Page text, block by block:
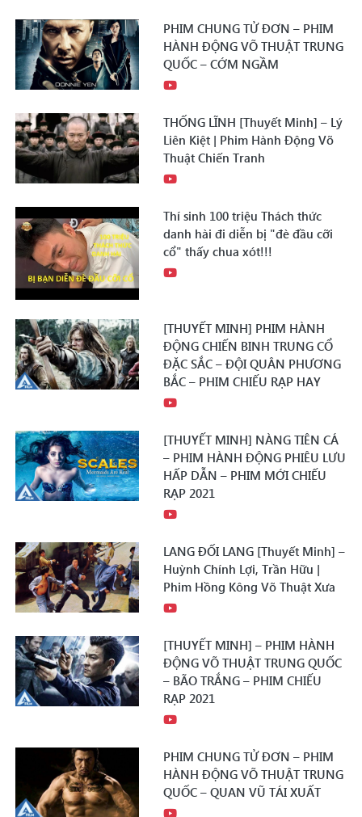
PHIM CHUNG TỬ ĐƠN – PHIM
HÀNH ĐỘNG VÕ THUẬT TRUNG
QUỐC – CỚM NGẦM
THỐNG LĨNH [Thuyết Minh] – Lý
Liên Kiệt | Phim Hành Động Võ
Thuật Chiến Tranh
Thí sinh 100 triệu Thách thức
danh hài đi diễn bị "đè đầu cỡi
cổ" thấy chua xót!!!
[THUYẾT MINH] PHIM HÀNH
ĐỘNG CHIẾN BINH TRUNG CỔ
ĐẶC SẮC – ĐỘI QUÂN PHƯƠNG
BẮC – PHIM CHIẾU RẠP HAY
[THUYẾT MINH] NÀNG TIÊN CÁ
– PHIM HÀNH ĐỘNG PHIÊU LƯU
HẤP DẪN – PHIM MỚI CHIẾU
RẠP 2021
LANG ĐỐI LANG [Thuyết Minh] –
Huỳnh Chính Lợi, Trần Hữu |
Phim Hồng Kông Võ Thuật Xưa
[THUYẾT MINH] – PHIM HÀNH
ĐỘNG VÕ THUẬT TRUNG QUỐC
– BÃO TRẮNG – PHIM CHIẾU
RẠP 2021
PHIM CHUNG TỬ ĐƠN – PHIM
HÀNH ĐỘNG VÕ THUẬT TRUNG
QUỐC – QUAN VŨ TÁI XUẤT